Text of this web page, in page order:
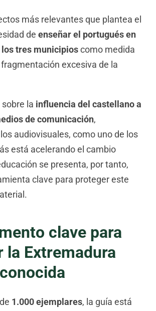
más relevantes que plantea el
de enseñar el portugués en
tres municipioscomo medida
excesiva de la
la influencia del castellano a
de comunicación,
audiovisuales, como uno de los
está acelerando el cambio
se presenta, por tanto,
clave para proteger este
clave para
la Extremadura
1.000 ejemplares, la guía está